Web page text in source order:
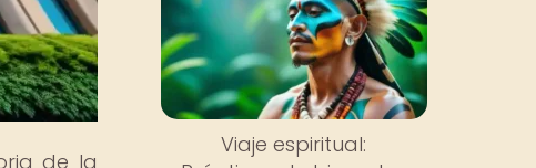
de la
Viaje espiritual: